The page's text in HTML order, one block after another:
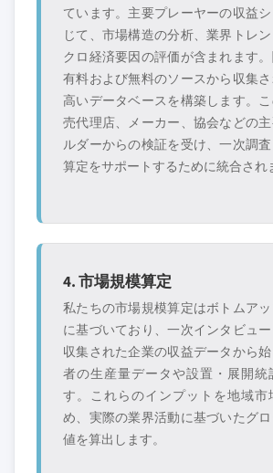
ています。主要プレーヤーの収益
じて、市場構造の分析、業界トレ
クロ経済要因の評価が含まれます
有料および無料のソースから収集
高いデータベースを構築します。
売代理店、メーカー、協会などの
ルダーからの検証を受け、一次調
算定をサポートするために統合され
4. 市場規模算定
私たちの市場規模算定はボトムア
に基づいており、一次インタビュ
収集された企業の収益データから
者の生産量データや設置・展開統
す。これらのインプットを地域市
め、実際の業界活動に基づいたグ
値を算出します。